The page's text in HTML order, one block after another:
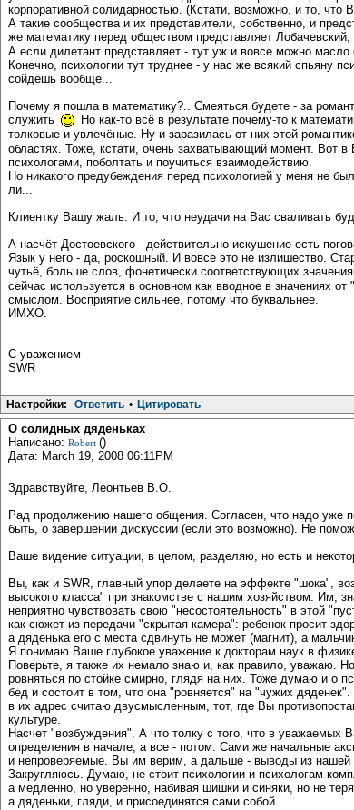
корпоративной солидарностью. (Кстати, возможно, и то, что
А такие сообщества и их представители, собственно, и
же математику перед обществом представляет
А если дилетант представляет - тут уж и вовсе можно масло
Конечно, психологии тут труднее - у нас же всякий спьяну
сойдёшь вообще...
Почему я пошла в математику?.. Смеяться будете - за
служить
Но как-то всё в результате почему-то к
толковые и увлечёные. Ну и заразилась от них этой
областях. Тоже, кстати, очень захватывающий момент. Вот
психологами, поболтать и поучиться взаимодействию.
Но никакого предубеждения перед психологией у меня не
ли...
Клиентку Вашу жаль. И то, что неудачи на Вас сваливать
А насчёт Достоевского - действительно искушение есть
Язык у него - да, роскошный. И вовсе это не излишество.
чутьё, больше слов, фонетически соответствующих
сейчас используется в основном как вводное в значениях
смыслом. Восприятие сильнее, потому что буквальнее.
ИМХО.
С уважением
SWR
Настройки: Ответить • Цитировать
О солидных дяденьках
Написано: Robert ()
Дата: March 19, 2008 06:11PM
Здравствуйте, Леонтьев В.О.
Рад продолжению нашего общения. Согласен, что надо уже
быть, о завершении дискуссии (если это возможно). Не
Ваше видение ситуации, в целом, разделяю, но есть и
Вы, как и SWR, главный упор делаете на эффекте "шока",
высокого класса" при знакомстве с нашим хозяйством. Им,
неприятно чувствовать свою "несостоятельность" в этой
как сюжет из передачи "скрытая камера": ребенок просит
а дяденька его с места сдвинуть не может (магнит), а
Я понимаю Ваше глубокое уважение к докторам наук в
Поверьте, я также их немало знаю и, как правило, уважаю.
ровняться по стойке смирно, глядя на них. Тоже думаю и о
бед и состоит в том, что она "ровняется" на "чужих
в их адрес считаю двусмысленным, тот, где Вы
культуре.
Насчет "возбуждения". А что толку с того, что в уважаемых
определения в начале, а все - потом. Сами же начальные
и непроверяемые. Вы им верим, а дальше - выводы из нашей
Закругляюсь. Думаю, не стоит психологии и психологам
а медленно, но уверенно, набивая шишки и синяки, но не
а дяденьки, гляди, и присоединятся сами собой.